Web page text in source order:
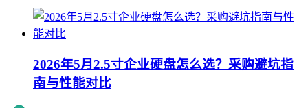
2026年5月2.5寸企业硬盘怎么选？采购避坑指
南与性能对比